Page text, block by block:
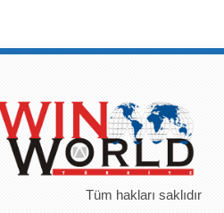
Tüm hakları saklıdır